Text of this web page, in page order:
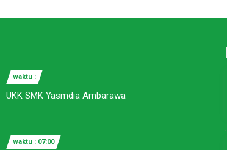
waktu :
UKK SMK Yasmdia Ambarawa
waktu : 07:00